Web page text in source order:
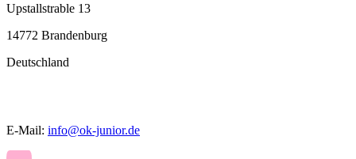
Upstallstrable 13
14772 Brandenburg
Deutschland
E-Mail: info@ok-junior.de